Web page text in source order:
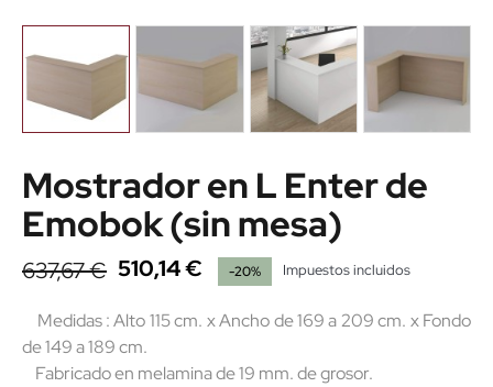
Mostrador en L Enter de
Emobok (sin mesa)
637,67 € 510,14 € -20% Impuestos incluidos
Medidas : Alto 115 cm. x Ancho de 169 a 209 cm. x Fondo
de 149 a 189 cm.
Fabricado en melamina de 19 mm. de grosor.